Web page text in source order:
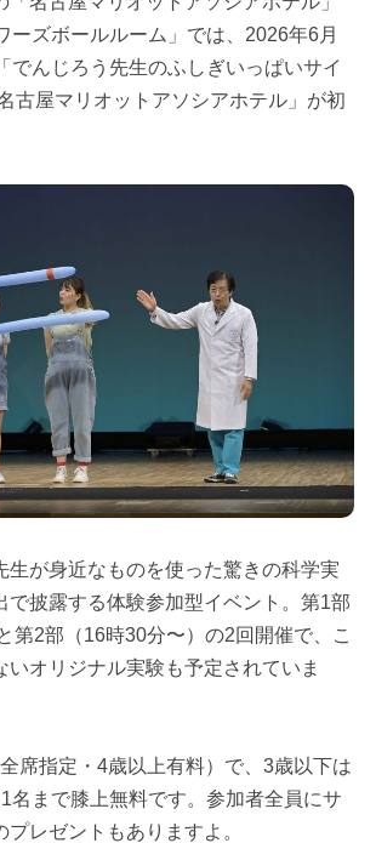
ーズボールルーム」では、2026年6月
でんじろう先生のふしぎいっぱいサイ
古屋マリオットアソシアホテル」が初
生が身近なものを使った驚きの科学実
で披露する体験参加型イベント。第1部
第2部（16時30分〜）の2回開催で、こ
いオリジナル実験も予定されていま
席指定・4歳以上有料）で、3歳以下は
名まで膝上無料です。参加者全員にサ
レゼントもありますよ。